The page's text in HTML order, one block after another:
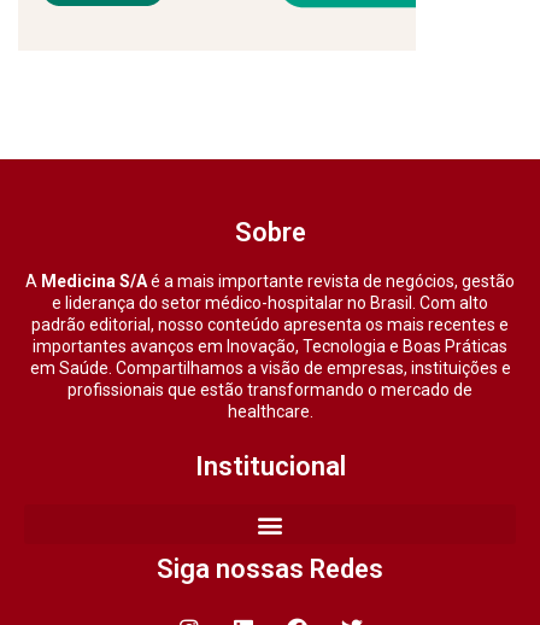
Sobre
A Medicina S/Aé a mais importante revista de negócios, gestão
e liderança do setor médico-hospitalar no Brasil. Com alto
padrão editorial, nosso conteúdo apresenta os mais recentes e
importantes avanços em Inovação, Tecnologia e Boas Práticas
em Saúde. Compartilhamos a visão de empresas, instituições e
profissionais que estão transformando o mercado de
healthcare.
Institucional
Siga nossas Redes